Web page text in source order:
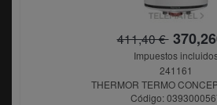
411,40 €
Impuestos
241161
THERMOR TERMO
Código: